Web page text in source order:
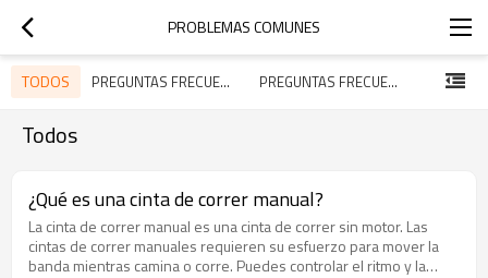
PROBLEMAS COMUNES
TODOS PREGUNTAS FRECUENTES DE LA EMPRESA PREGUNTAS FRECUENTES SOBRE PRODUCTOS
Todos
¿Qué es una cinta de correr manual?
La cinta de correr manual es una cinta de correr sin motor. Las
cintas de correr manuales requieren su esfuerzo para mover la
banda mientras camina o corre. Puedes controlar el ritmo y la